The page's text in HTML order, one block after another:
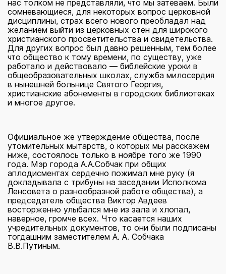
нас толком не представляли, что мы затеваем. Были
сомневающиеся, для некоторых вопрос церковной
дисциплины, страх всего нового преобладал над
желанием выйти из церковных стен для широкого
христианского просветительства и свидетельства.
Для других вопрос был давно решенным, тем более
что общество к тому времени, по существу, уже
работало и действовало — библейские уроки в
общеобразовательных школах, служба милосердия
в нынешней больнице Святого Георгия,
христианские абонементы в городских библиотеках
и многое другое.
Официальное же утверждение общества, после
утомительных мытарств, о которых мы расскажем
ниже, состоялось только в ноябре того же 1990
года. Мэр города А.А.Собчак при общих
аплодисментах сердечно пожимал мне руку (я
докладывала с трибуны на заседании Исполкома
Ленсовета о разнообразной работе общества), а
председатель общества Виктор Авдеев
восторженно улыбался мне из зала и хлопал,
наверное, громче всех. Что касается наших
учредительных документов, то они были подписаны
тогдашним заместителем А. А. Собчака
В.В.Путиным.